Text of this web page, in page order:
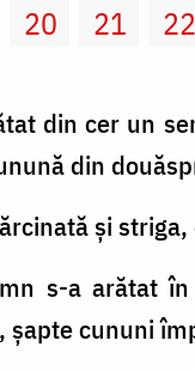
20 21 22
din cer un
din
şi
s-a arătat
şapte cununi